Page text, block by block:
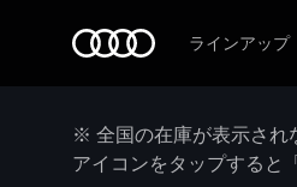
ラインアップ
※ 全国の在庫が表示され
アイコンをタップすると